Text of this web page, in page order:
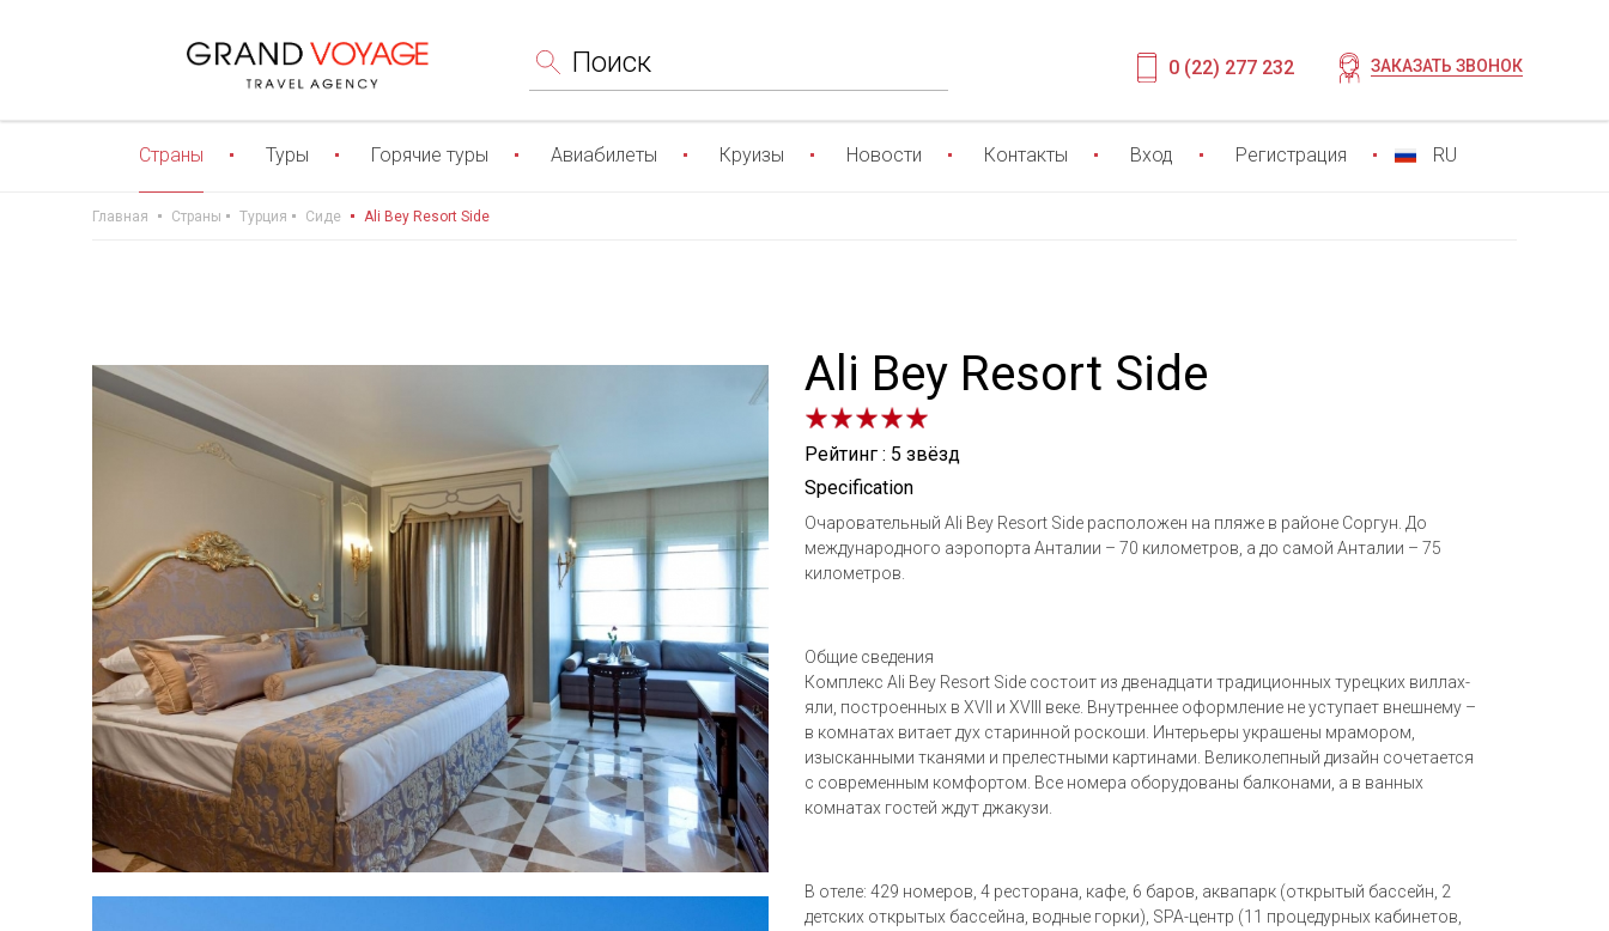
Поиск 0 (22) 277 232 ЗАКАЗАТЬ ЗВОНОК
Страны Туры Горячие туры Авиабилеты Круизы Новости Контакты Вход Регистрация RU
Главная Страны Турция Сиде Ali Bey Resort Side
Ali Bey Resort Side
Рейтинг : 5 звёзд
Specification
Очаровательный Ali Bey Resort Side расположен на пляже в районе Соргун. До
международного аэропорта Анталии – 70 километров, а до самой Анталии – 75
километров.
Общие сведения
Комплекс Ali Bey Resort Side состоит из двенадцати традиционных турецких виллах-
яли, построенных в XVII и XVIII веке. Внутреннее оформление не уступает внешнему –
в комнатах витает дух старинной роскоши. Интерьеры украшены мрамором,
изысканными тканями и прелестными картинами. Великолепный дизайн сочетается
с современным комфортом. Все номера оборудованы балконами, а в ванных
комнатах гостей ждут джакузи.
В отеле: 429 номеров, 4 ресторана, кафе, 6 баров, аквапарк (открытый бассейн, 2
детских открытых бассейна, водные горки), SPA-центр (11 процедурных кабинетов,